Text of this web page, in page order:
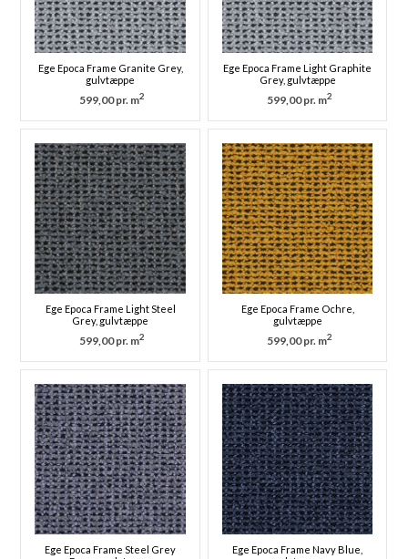
Ege Epoca Frame Granite Grey,
gulvtæppe
599,00 pr. m2
Ege Epoca Frame Light Graphite
Grey, gulvtæppe
599,00 pr. m2
Ege Epoca Frame Light Steel
Grey, gulvtæppe
599,00 pr. m2
Ege Epoca Frame Ochre,
gulvtæppe
599,00 pr. m2
Ege Epoca Frame Steel Grey
Ege Epoca Frame Navy Blue,